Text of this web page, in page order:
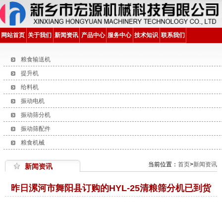
网站首页 关于我们 新闻资讯 产品中心 服务中心 技术知识 联系我们
粮食输送机
提升机
给料机
振动电机
振动筛分机
振动筛配件
粮食机械
新闻资讯 当前位置： 首页>新闻资讯
昨日漯河市舞阳县订购的HYL-25清粮筛分机已到货